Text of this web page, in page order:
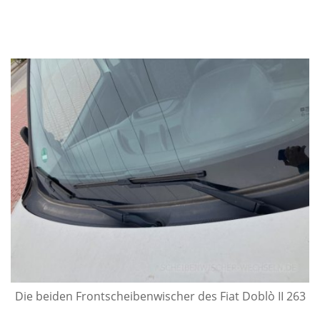
Die beiden Frontscheibenwischer des Fiat Doblò II 263